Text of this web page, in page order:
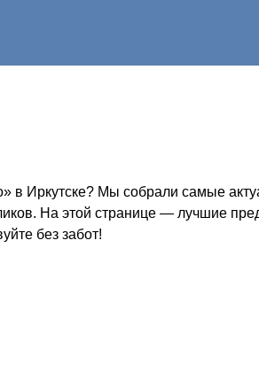
в Иркутске? Мы собрали самые
На этой странице — лучшие
без забот!